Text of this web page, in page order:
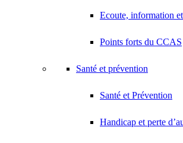
Ecoute, information
Points forts du CCAS
Santé et prévention
Santé et Prévention
Handicap et perte